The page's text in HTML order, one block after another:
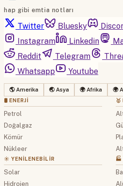
hap gibi emtia notları
Twitter Bluesky
Instagram
Linkedin
Reddit
Telegram
Whatsapp
Youtube
🌎 Amerika 🌏 Asya 🌍 Afrika 🌍
🛢 ENERJI
Petrol
Doğalgaz
Kömür
Nükleer
☀️ YENILENEBILIR
Solar
Hidrojen
🏭